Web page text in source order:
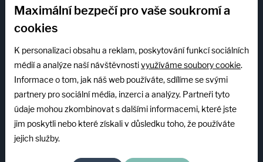
PO–PÁ: 7:00–15:00
mzeman@abplastgroup.cz
Servis
+420 603 507 085
PO–PÁ: 6:30–15:00
Společnost
Maximální bezpečí pro vaše soukromí a
cookies
K personalizaci obsahu a reklam, poskytování funkcí sociálních
médií a analýze naší návštěvnostivyužíváme soubory cookie.
Informace o tom, jak náš web používáte, sdílíme se svými
partnery pro sociální média, inzerci a analýzy. Partneři tyto
údaje mohou zkombinovat s dalšími informacemi, které jste
jim poskytli nebo které získali v důsledku toho, že používáte
jejich služby.